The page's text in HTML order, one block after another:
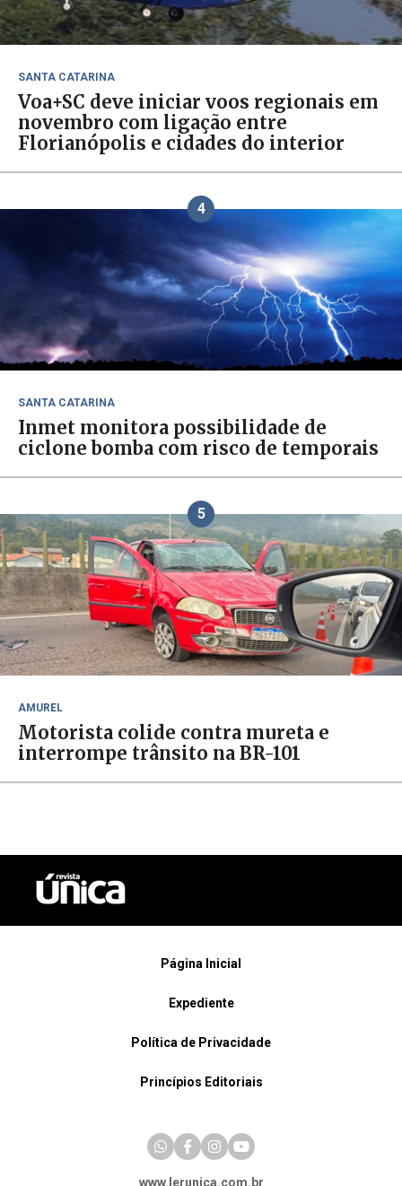
SANTA CATARINA
Voa+SC deve iniciar voos regionais em
novembro com ligação entre
Florianópolis e cidades do interior
4
SANTA CATARINA
Inmet monitora possibilidade de
ciclone bomba com risco de temporais
5
AMUREL
Motorista colide contra mureta e
interrompe trânsito na BR-101
Página Inicial
Expediente
Política de Privacidade
Princípios Editoriais
www.lerunica.com.br